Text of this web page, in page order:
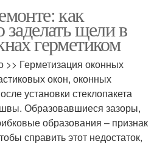
как
заделать щели в
герметиком
Герметизация оконных
окон, оконных
установки стеклопакета
Образовавшиеся зазоры,
образования – признак
справить этот недостаток,